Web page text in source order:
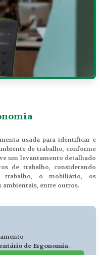
usada para identificar e
de trabalho, conforme
um levantamento detalhado
de trabalho, considerando
trabalho, o mobiliário, os
ambientais, entre outros.
de Ergonomia.